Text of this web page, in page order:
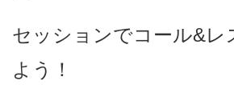
セッションでコール&レ
よう！